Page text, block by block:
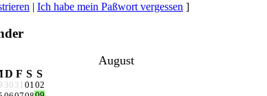
| Ich habe mein Paßwort vergessen ]
August
D F S S
30 31 0102